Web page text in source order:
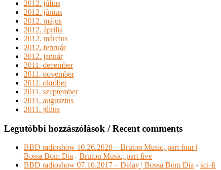
2012. július
2012. június
2012. május
2012. április
2012. március
2012. február
2012. január
2011. december
2011. november
2011. október
2011. szeptember
2011. augusztus
2011. július
Legutóbbi hozzászólások / Recent comments
BBD radioshow 10.26.2020 – Bruton Music, part four |
Bossa Bom Dia - Bruton Music, part five
BBD radioshow 07.10.2017 – Delay | Bossa Bom Dia - sci-fi